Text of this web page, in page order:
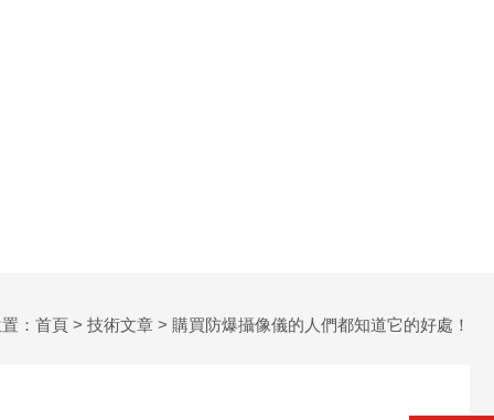
： 首頁 > 技術文章 > 購買防爆攝像儀的人們都知道它的好處！